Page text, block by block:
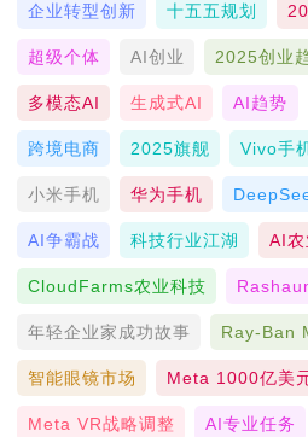
企业转型创新 十五五规划
超级个体 AI创业 2025创业
多模态AI 生成式AI AI趋势
跨境电商 2025旗舰 Vivo手
小米手机 华为手机
AI争霸战 科技行业江湖 AI农
CloudFarms农业科技
年轻企业家成功故事 Ray-Ban
智能眼镜市场 Meta 1000亿美
Meta VR战略调整 AI专业任务